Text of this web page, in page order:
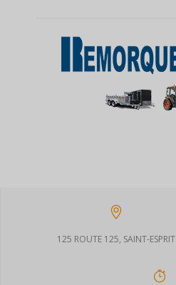
125 ROUTE 125, SAINT-ESPRIT